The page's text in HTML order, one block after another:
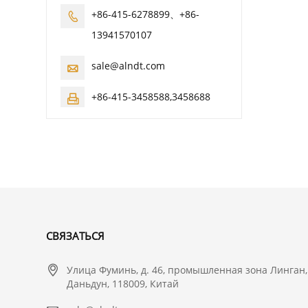

+86-415-6278899、+86-
13941570107
 sale@alndt.com
 +86-415-3458588,3458688
CВЯЗАТЬСЯ

Улица Фуминь, д. 46, промышленная зона Линган,
Даньдун, 118009, Китай